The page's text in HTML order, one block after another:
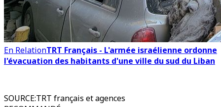
En RelationTRT Français - L'armée israélienne ordonne
l'évacuation des habitants d'une ville du sud du Liban
SOURCE:TRT français et agences